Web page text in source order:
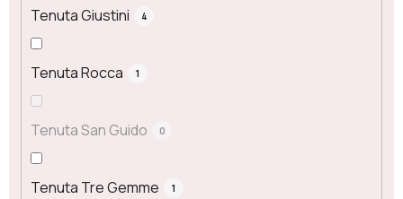
Tenuta Giustini 4
Tenuta Rocca 1
Tenuta San Guido 0
Tenuta Tre Gemme 1